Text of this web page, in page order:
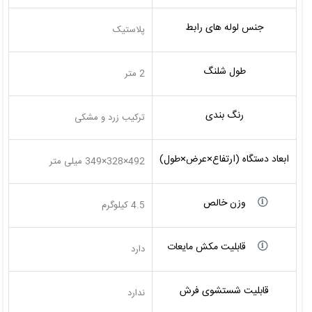
جنس لوله های رابط پلاستیک
طول شلنگ 2 متر
رنگ بندی ترکیب زرد و مشکی
ابعاد دستگاه (ارتفاع×عرض×طول) 492×328×349 میلی متر
وزن خالص 4.5 کیلوگرم
قابلیت مکش مایعات دارد
قابلیت شستشوی فرش ندارد